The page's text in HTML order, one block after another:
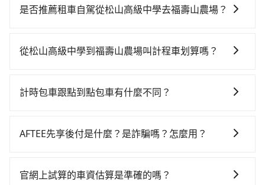
貴、費時！從最早06:26一直到23:00，台北-台中一天最
300元、車程約30分鐘。抵達高鐵站後，步行進站、現
票價700元，再用10分鐘出站、等待車站前排班的計程
小時12分鐘，假設4位同行，高鐵加轉乘之平均每人花費
乘高鐵而不預約包車，不僅每人至少額外負擔180元車
是否推薦租車自駕從松山高級中學去福壽山農場？
時不需要閉目養神（因為要自己開車），最重要的是你
$115~205承租小轎車，每公里再額外加收$3.2，從松山
路返回），雖已將eTag和可能的每小時40元路邊停車費
Yaris、Prius C、Vios這類乘坐體驗較差的車款，如果人
從松山高級中學到福壽山農場叫計程車划算嗎？
灣大車隊、Uber、Line Taxi、Yoxi等，如果在路邊攔不
看看。依照里程跳錶計算，價格約為4,890~5,900元間，
上巡迴找客人。它們通常只在特定地點等候，或者必須
計時包車跟點到點包車有什麼不同？
不同之處： 計時包車：計時包車是按照用車時間來計
多個地點間來回穿梭的客戶，例如市區觀光、商務差旅
AFTEE先享後付是什麼？是詐騙嗎？怎麼用？
新的「先享受後付款」消費金融服務。只需提供手機號
官網上試算的車資估算是準確的嗎？